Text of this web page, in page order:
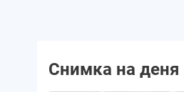
Снимка на деня